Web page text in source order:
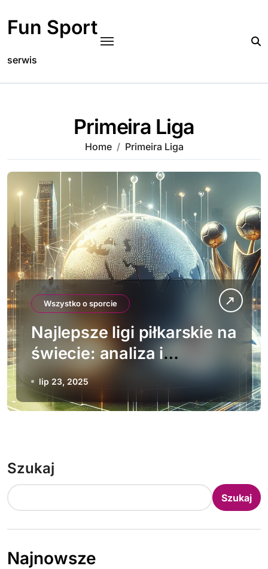
content
Fun Sport
serwis
Primeira Liga
Home Primeira Liga
Wszystko o sporcie
Najlepsze ligi piłkarskie na
świecie: analiza i
porównanie
lip 23, 2025
Szukaj
Szukaj
Najnowsze